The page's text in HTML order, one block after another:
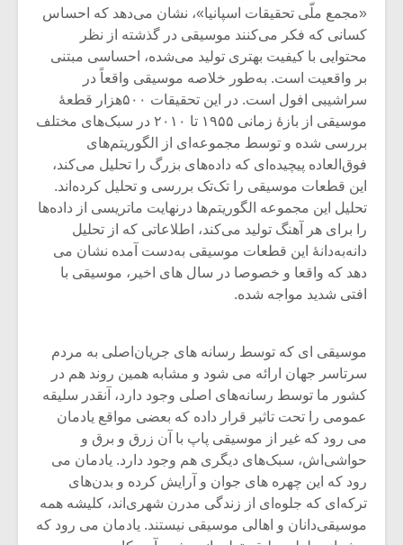
«مجمع ملّی تحقیقات اسپانیا»، نشان می‌دهد که احساس
کسانی که فکر می‌کنند موسیقی در گذشته از نظر
محتوایی با کیفیت بهتری تولید می‌شده، احساسی مبتنی
بر واقعیت است. به‌طور خلاصه موسیقی واقعاً در
سراشیبی افول است. در این تحقیقات ۵۰۰هزار قطعۀ
موسیقی از بازۀ زمانی ۱۹۵۵ تا ۲۰۱۰ در سبک‌های مختلف
بررسی شده و توسط مجموعه‌ای از الگوریتم‌های
فوق‌العاده پیچیده‌ای که داده‌های بزرگ را تحلیل می‌کند،
این قطعات موسیقی را تک‌تک بررسی و تحلیل کرده‌اند.
تحلیل این مجموعه الگوریتم‌ها درنهایت ماتریسی از داده‌ها
را برای هر آهنگ تولید می‌کند، اطلاعاتی که از تحلیل
دانه‌به‌دانۀ این قطعات موسیقی به‌دست آمده نشان می
دهد که واقعا و خصوصا در سال های اخیر، موسیقی با
افتی شدید مواجه شده.
موسیقی ای که توسط رسانه های جریان‌اصلی به مردم
سرتاسر جهان ارائه می شود و مشابه همین روند هم در
کشور ما توسط رسانه‌های اصلی وجود دارد، آنقدر سلیقه
عمومی را تحت تاثیر قرار داده که بعضی مواقع یادمان
می رود که غیر از موسیقی پاپ با آن زرق و برق و
حواشی‌اش، سبک‌های دیگری هم وجود دارد. یادمان می
رود که این چهره های جوان و آرایش کرده و بدن‌های
ترکه‌ای که جلوه‌ای از زندگی مدرن شهری‌اند، کلیشه همه
موسیقی‌دانان و اهالی موسیقی نیستند. یادمان می رود که